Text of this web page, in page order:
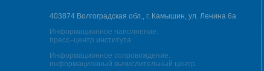
403874 Волгоградская обл., г. Камышин, ул. Ленина 6а
Информационное наполнение:
пресс–центр института
Информационное сопровождение:
информационный вычислительный центр